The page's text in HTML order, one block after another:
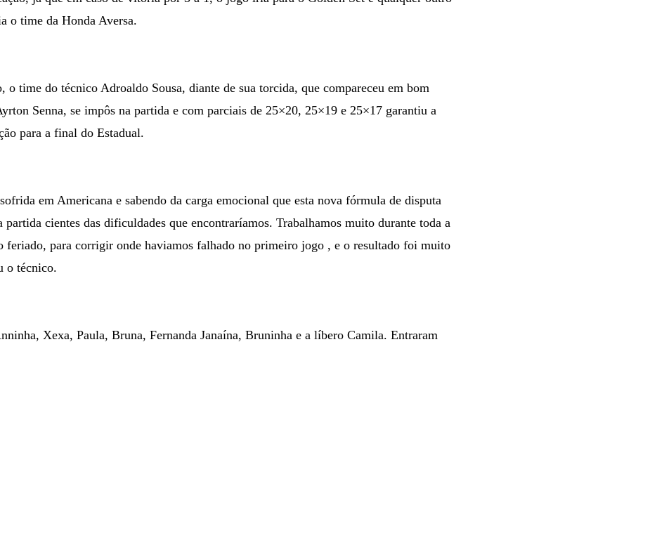
o time da Honda Aversa.
o time do técnico Adroaldo Sousa, diante de sua torcida, que compareceu em bom
Senna, se impôs na partida e com parciais de 25×20, 25×19 e 25×17 garantiu a
para a final do Estadual.
em Americana e sabendo da carga emocional que esta nova fórmula de disputa
partida cientes das dificuldades que encontraríamos. Trabalhamos muito durante toda a
feriado, para corrigir onde haviamos falhado no primeiro jogo , e o resultado foi muito
o técnico.
Xexa, Paula, Bruna, Fernanda Janaína, Bruninha e a líbero Camila. Entraram